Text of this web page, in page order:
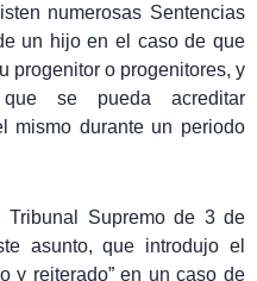
numerosas Sentencias
un hijo en el caso de que
progenitor o progenitores, y
se pueda acreditar
mismo durante un periodo
Tribunal Supremo de 3 de
asunto, que introdujo el
y reiterado” en un caso de